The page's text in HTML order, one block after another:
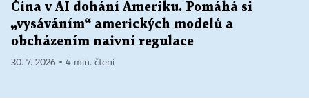
Čína v AI dohání Ameriku. Pomáhá si
„vysáváním“ amerických modelů a
obcházením naivní regulace
30. 7. 2026 ▪ 4 min. čtení